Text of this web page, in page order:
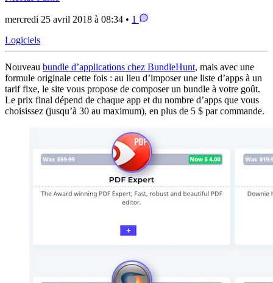
mercredi 25 avril 2018 à 08:34 • 1
Logiciels
Nouveau bundle d’applications chez BundleHunt, mais avec une
formule originale cette fois : au lieu d’imposer une liste d’apps à un
tarif fixe, le site vous propose de composer un bundle à votre goût.
Le prix final dépend de chaque app et du nombre d’apps que vous
choisissez (jusqu’à 30 au maximum), en plus de 5 $ par commande.